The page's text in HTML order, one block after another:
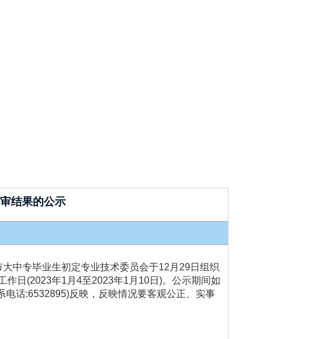
结果的公示
中专毕业生初定专业技术委员会于12 月 29日组织
作日 (2023年1 月 4至2023年1 月 10日 )。公示期间如
电话:6532895)反映，反映情况要客观公正、实事